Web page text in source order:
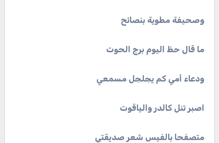
وصحيفة مطوية بنصائح
ما قال حظ اليوم برج الحوت
ودعاء أمي كم يجلجل مسمعي
اصبر تنل كالدر والياقوت
متصفحا بالفيس شعر صديقتي